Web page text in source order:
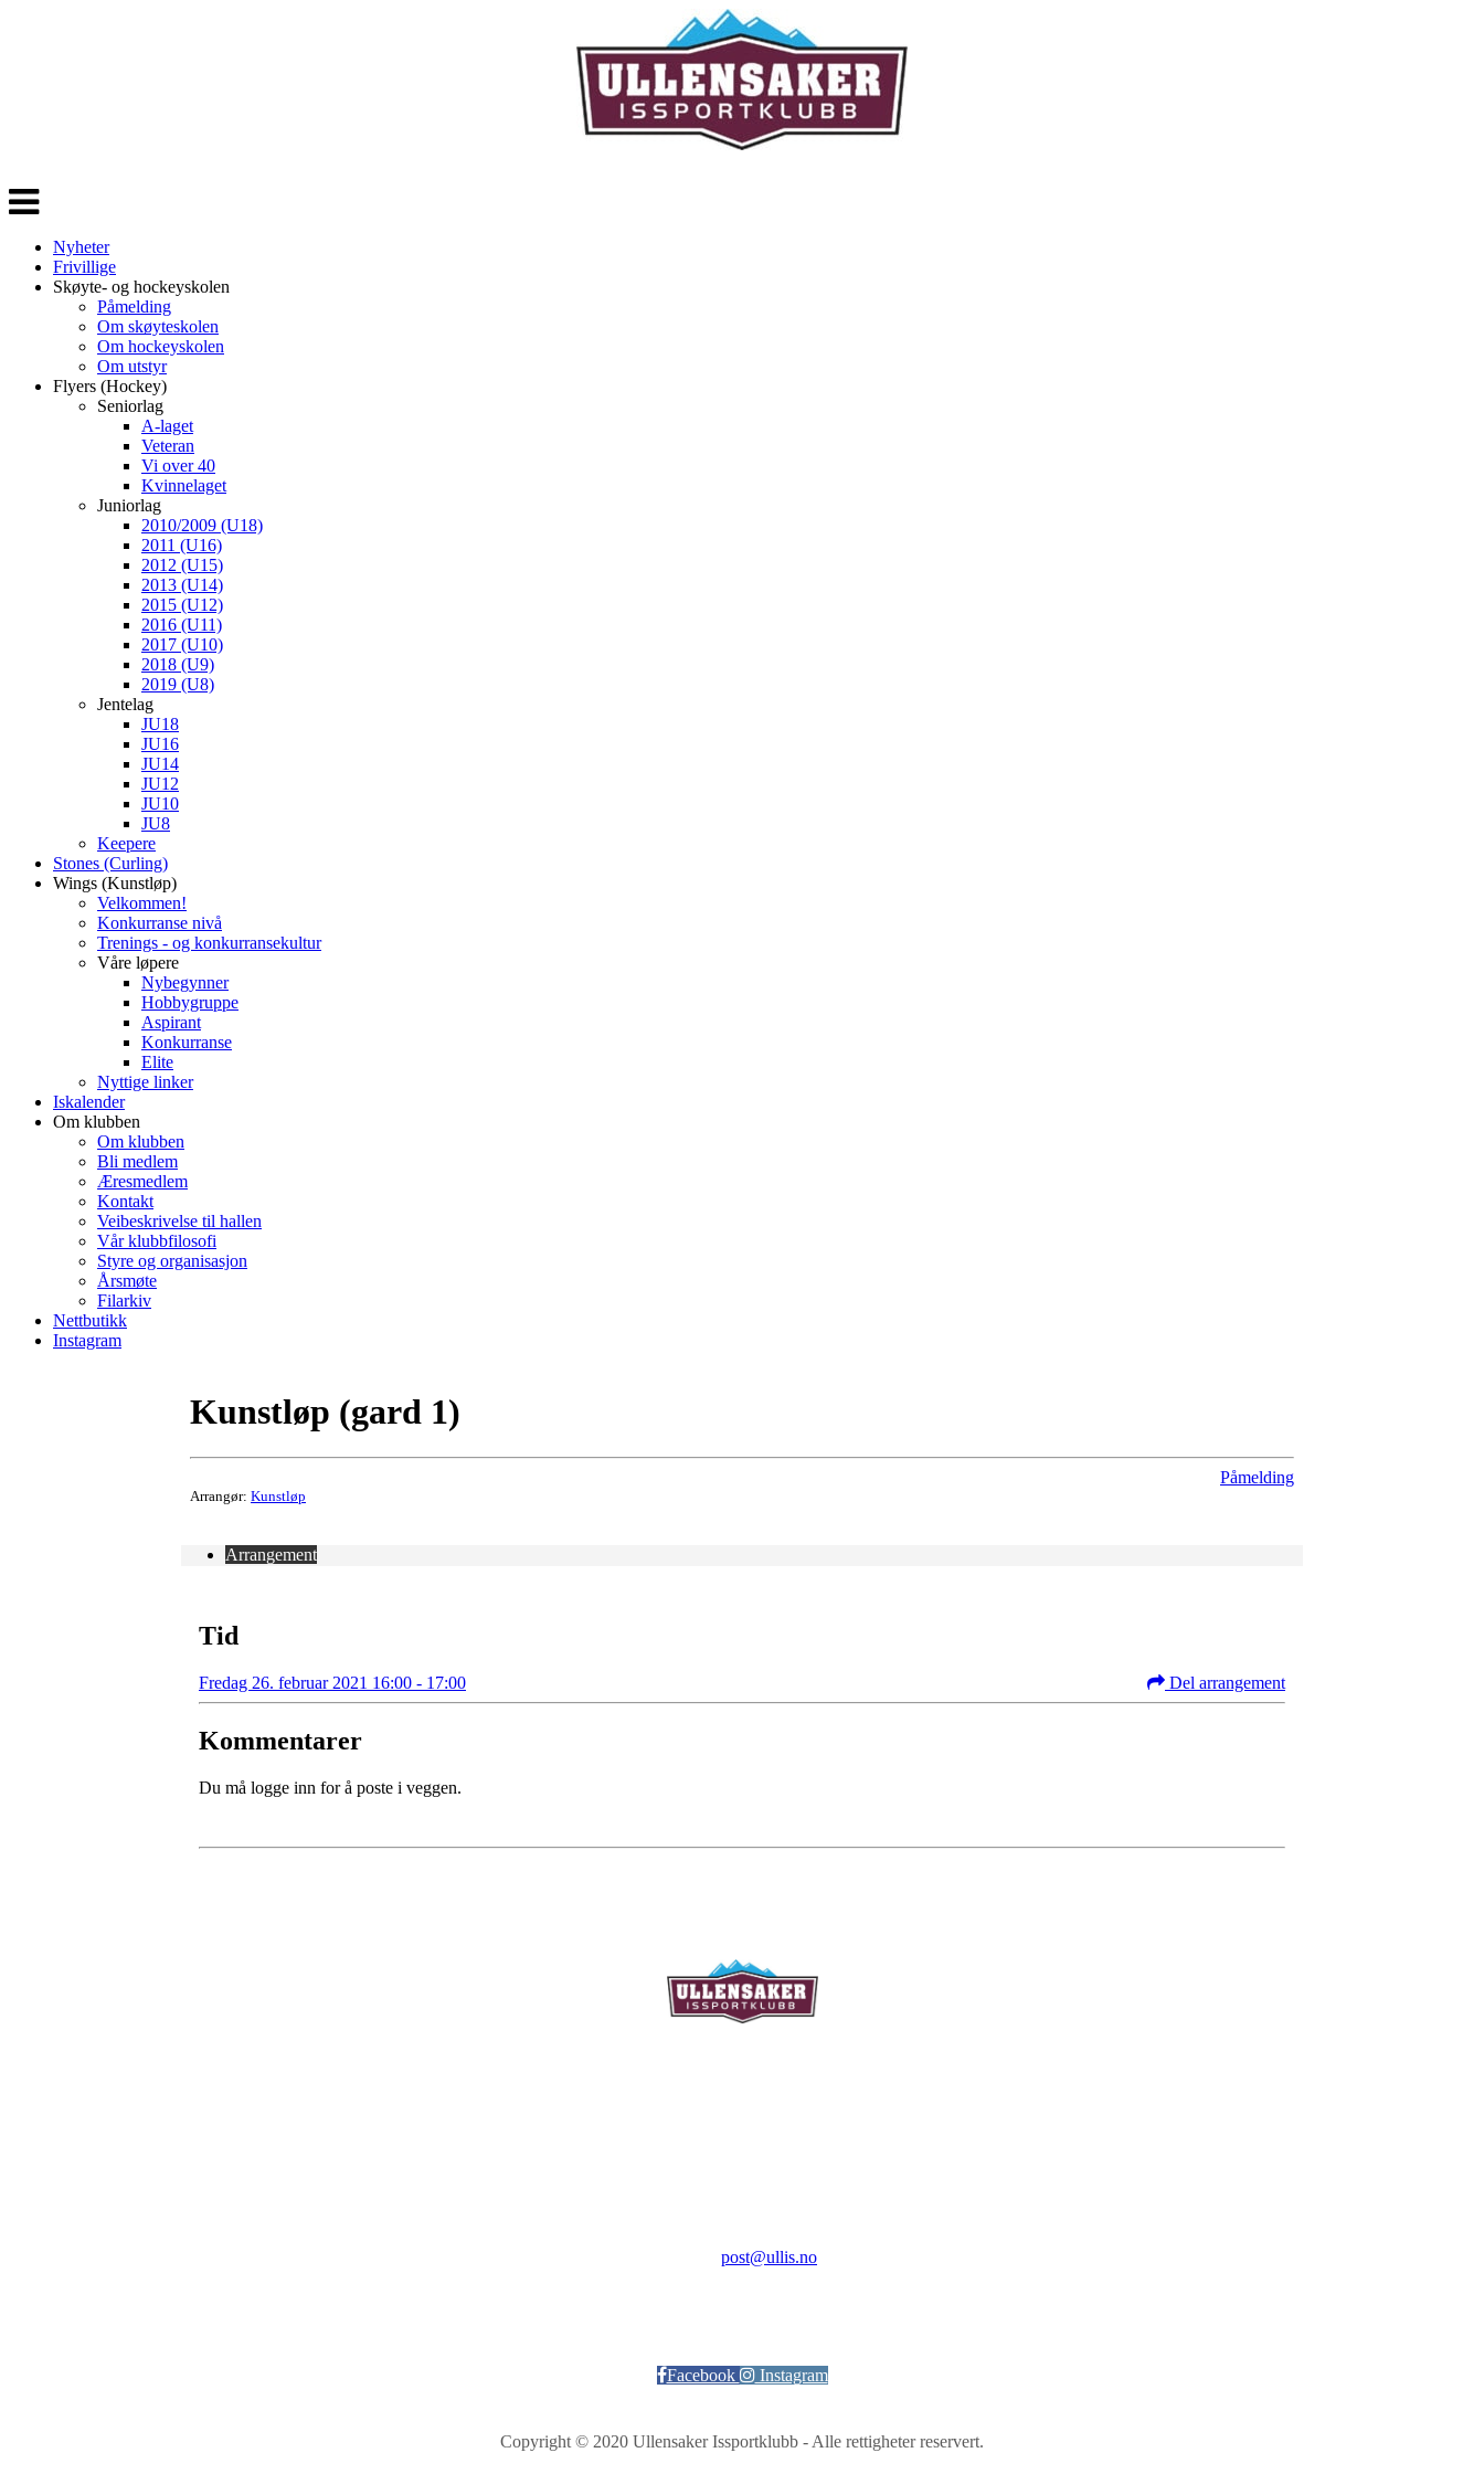
Veksle
navigasjon
Nyheter
Frivillige
Skøyte- og hockeyskolen
Påmelding
Om skøyteskolen
Om hockeyskolen
Om utstyr
Flyers (Hockey)
Seniorlag
A-laget
Veteran
Vi over 40
Kvinnelaget
Juniorlag
2010/2009 (U18)
2011 (U16)
2012 (U15)
2013 (U14)
2015 (U12)
2016 (U11)
2017 (U10)
2018 (U9)
2019 (U8)
Jentelag
JU18
JU16
JU14
JU12
JU10
JU8
Keepere
Stones (Curling)
Wings (Kunstløp)
Velkommen!
Konkurranse nivå
Trenings - og konkurransekultur
Våre løpere
Nybegynner
Hobbygruppe
Aspirant
Konkurranse
Elite
Nyttige linker
Iskalender
Om klubben
Om klubben
Bli medlem
Æresmedlem
Kontakt
Veibeskrivelse til hallen
Vår klubbfilosofi
Styre og organisasjon
Årsmøte
Filarkiv
Nettbutikk
Instagram
Kunstløp (gard 1)
Arrangør: Kunstløp
Påmelding
Arrangement
Tid
Fredag 26. februar 2021 16:00 - 17:00 Del arrangement
Kommentarer
Du må logge inn for å poste i veggen.
post@ullis.no
Facebook Instagram
Copyright © 2020 Ullensaker Issportklubb - Alle rettigheter reservert.